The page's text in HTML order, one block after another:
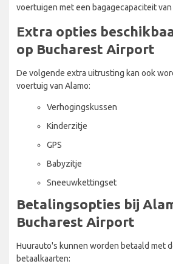
voertuigen met een bagagecapaciteit van
Extra opties
op Bucharest Airport
De volgende extra uitrusting kan ook
voertuig van Alamo:
Verhogingskussen
Kinderzitje
GPS
Babyzitje
Sneeuwkettingset
Betalingsopties bij
Bucharest Airport
Huurauto's kunnen worden betaald met
betaalkaarten: